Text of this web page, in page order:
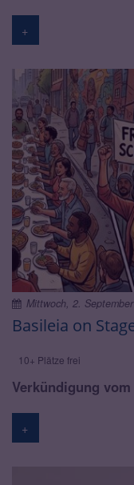
+
Basileia on
10+ Plätze frei
Mittwoch, 2.
Verkündigung
+